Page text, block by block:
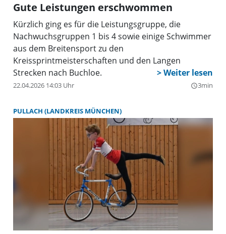
Gute Leistungen erschwommen
Kürzlich ging es für die Leistungsgruppe, die
Nachwuchsgruppen 1 bis 4 sowie einige Schwimmer
aus dem Breitensport zu den
Kreissprintmeisterschaften und den Langen
Strecken nach Buchloe.
22.04.2026 14:03 Uhr query_builder3min
PULLACH (LANDKREIS MÜNCHEN)